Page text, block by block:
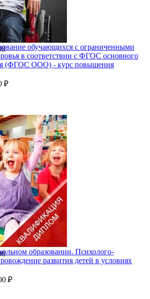
обучающихся с ограниченными
в соответствии с ФГОС основного
(ФГОС ООО) - курс повышения
₽
образовании. Психолого-
развития детей в условиях
₽